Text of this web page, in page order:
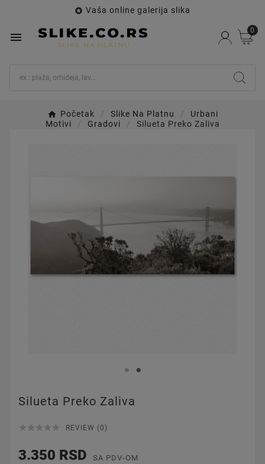
 Vaša online galerija slika

0
Početak Slike Na Platnu
Urbani
Motivi
Gradovi Silueta Preko Zaliva
Silueta Preko Zaliva
     REVIEW (0)
3.350 RSD SA PDV-OM